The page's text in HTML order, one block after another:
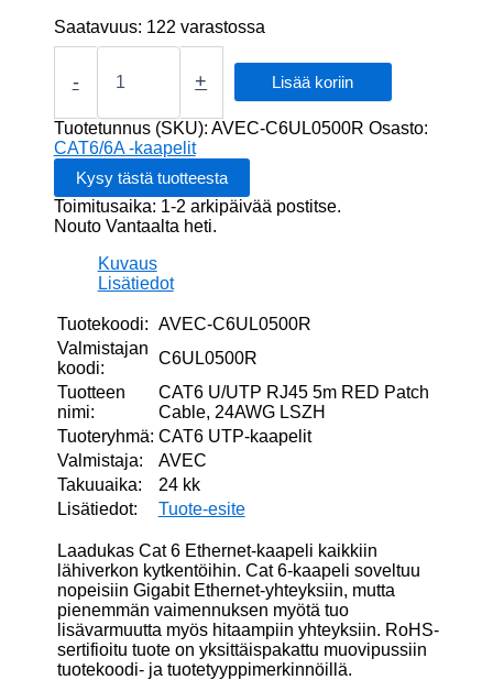
Saatavuus: 122 varastossa
-
5m
RED
Patch
Cable,
24AWG
LSZH
+ Lisää koriin
Tuotetunnus (SKU): AVEC-C6UL0500R Osasto:
CAT6/6A -kaapelit
Toimitusaika: 1-2 arkipäivää postitse.
Nouto Vantaalta heti.
Kuvaus
Lisätiedot
Tuotekoodi: AVEC-C6UL0500R
Valmistajan
koodi:
C6UL0500R
Tuotteen
nimi:
CAT6 U/UTP RJ45 5m RED Patch
Cable, 24AWG LSZH
Tuoteryhmä: CAT6 UTP-kaapelit
Valmistaja:
AVEC
Takuuaika:
24 kk
Lisätiedot:
Tuote-esite
Laadukas Cat 6 Ethernet-kaapeli kaikkiin
lähiverkon kytkentöihin. Cat 6-kaapeli soveltuu
nopeisiin Gigabit Ethernet-yhteyksiin, mutta
pienemmän vaimennuksen myötä tuo
lisävarmuutta myös hitaampiin yhteyksiin. RoHS-
sertifioitu tuote on yksittäispakattu muovipussiin
tuotekoodi- ja tuotetyyppimerkinnöillä.